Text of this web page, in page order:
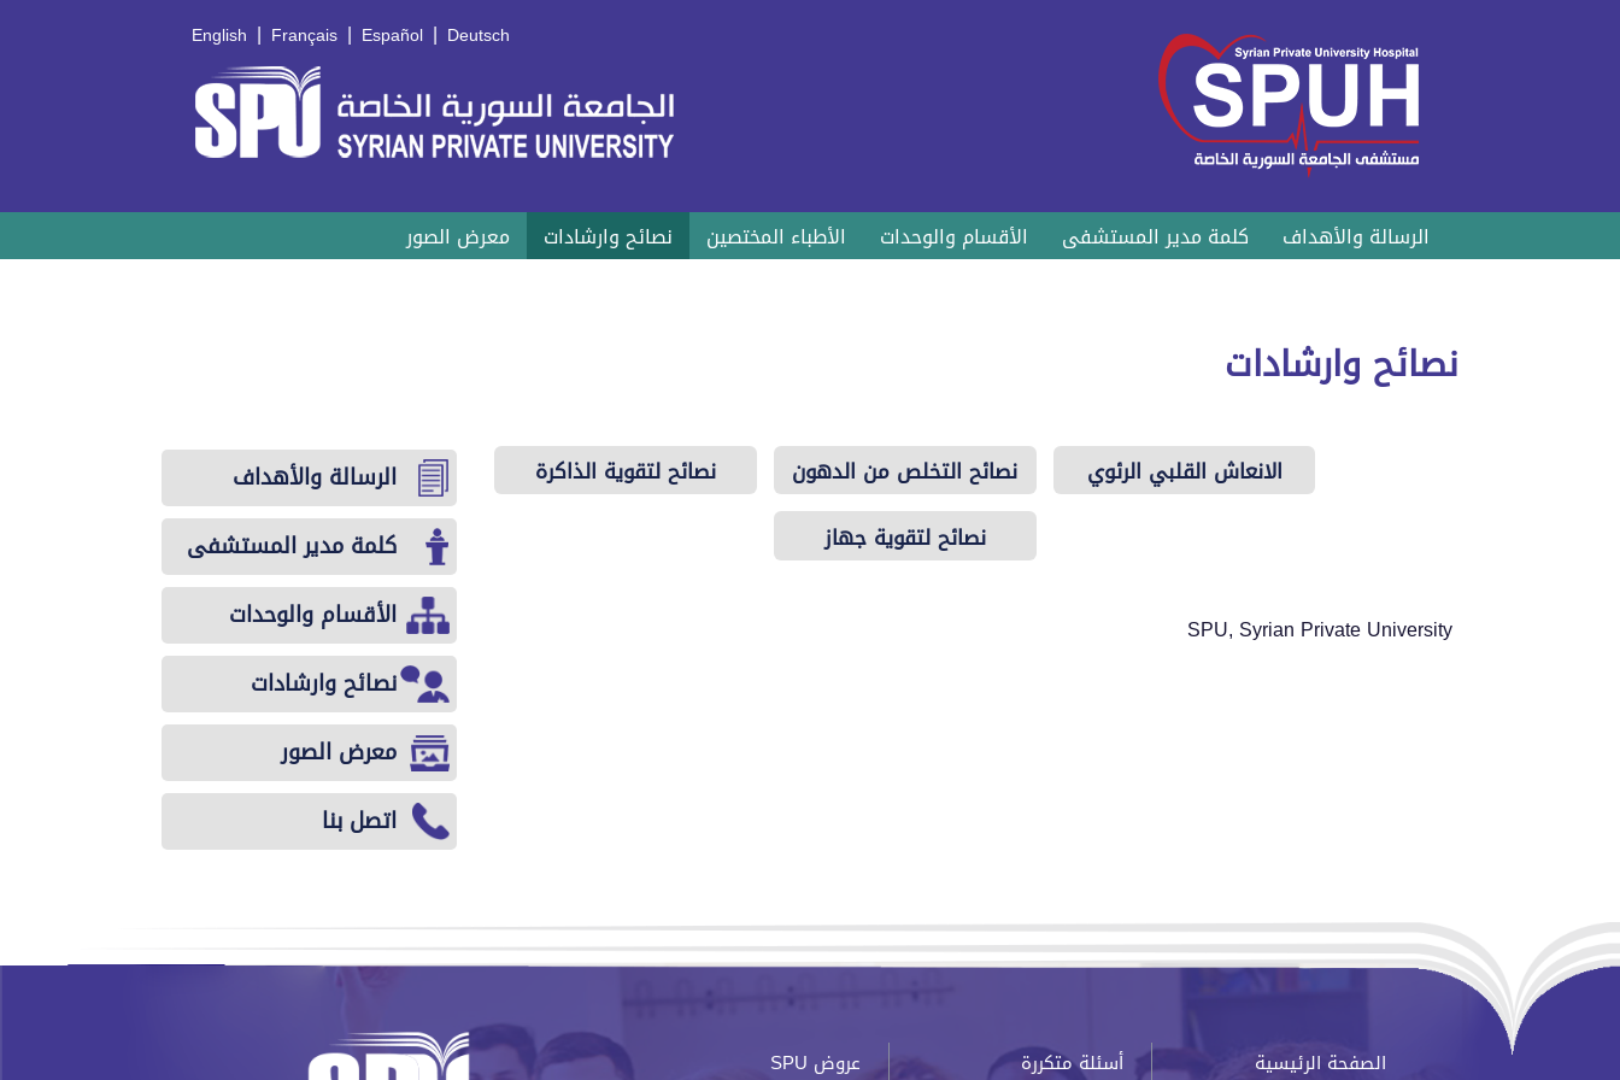
English | Français | Español | Deutsch
الرسالة والأهداف كلمة مدير المستشفى الأقسام والوحدات الأطباء المختصين نصائح وارشادات معرض الصور
نصائح وارشادات
الرسالة والأهداف
كلمة مدير المستشفى
الأقسام والوحدات
نصائح وارشادات
معرض الصور
اتصل بنا
الانعاش القلبي الرئوي نصائح التخلص من الدهون
نصائح لتقوية الذاكرة
نصائح لتقوية جهاز
المناعة
SPU, Syrian Private University
الصفحة الرئيسية أسئلة متكررة عروض SPU